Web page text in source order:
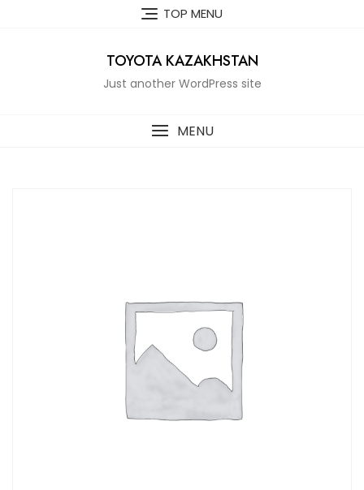
TOP MENU
TOYOTA KAZAKHSTAN
Just another WordPress site
MENU